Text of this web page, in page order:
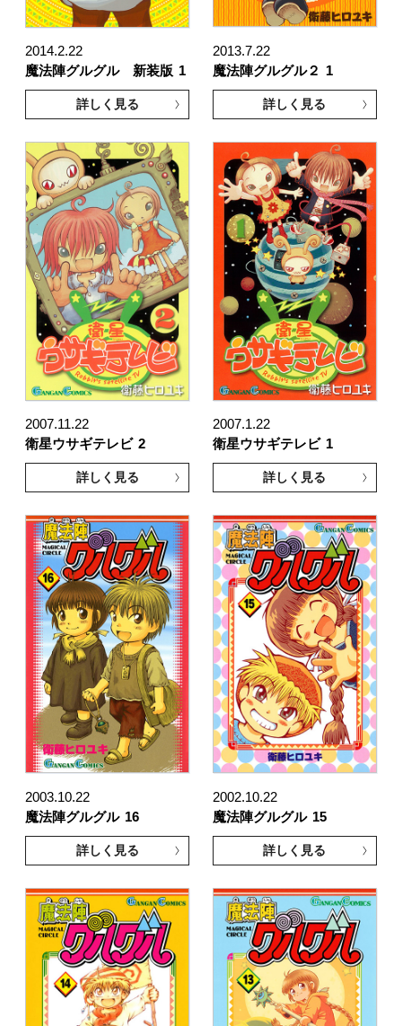
2014.2.22
魔法陣グルグル 新装版 1
詳しく見る
2013.7.22
魔法陣グルグル２
1
詳しく見る
2007.11.22
衛星ウサギテレビ 2
詳しく見る
2007.1.22
衛星ウサギテレビ 1
詳しく見る
2003.10.22
魔法陣グルグル 16
詳しく見る
2002.10.22
魔法陣グルグル 15
詳しく見る